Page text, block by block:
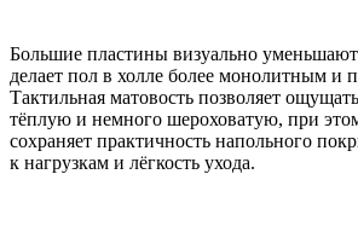
Большие пластины визуально
делает пол в холле более монолитным и
Тактильная матовость позволяет
тёплую и немного шероховатую, при
сохраняет практичность напольного
к нагрузкам и лёгкость ухода.